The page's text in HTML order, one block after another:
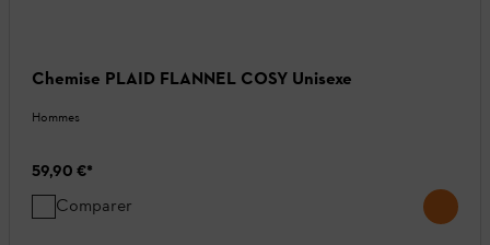
Chemise PLAID FLANNEL COSY Unisexe
Hommes
59,90 €*
Comparer